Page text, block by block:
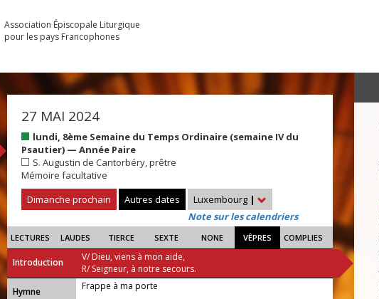
Association Épiscopale Liturgique
pour les pays Francophones
27 MAI 2024
lundi, 8ème Semaine du Temps Ordinaire (semaine IV du
Psautier) — Année Paire
S. Augustin de Cantorbéry, prêtre
Mémoire facultative
Dimanche prochain
Autres dates Luxembourg |
Note sur les calendriers
LECTURES LAUDES TIERCE SEXTE NONE VÊPRES COMPLIES
Introduction
V/ Dieu, viens à mon aide,
R/ Seigneur, à notre secours.
...
Hymne Frappe à ma porte